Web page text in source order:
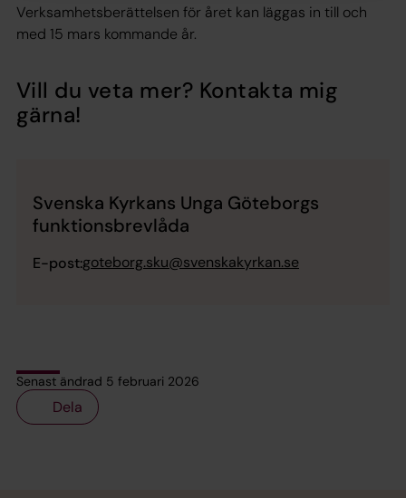
Verksamhetsberättelsen för året kan läggas in till och
med 15 mars kommande år.
Vill du veta mer? Kontakta mig
gärna!
Svenska Kyrkans Unga Göteborgs
funktionsbrevlåda
E-post:goteborg.sku@svenskakyrkan.se
Senast ändrad 5 februari 2026
Dela